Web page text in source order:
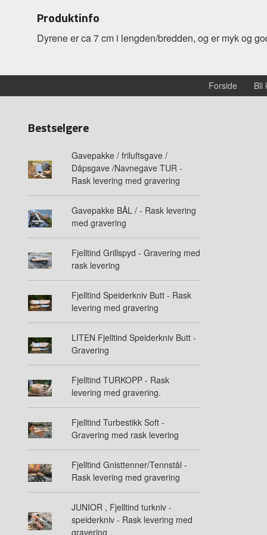
Produktinfo
Dyrene er ca 7 cm i lengden/bredden, og er myk og
Forside Bli
Bestselgere
Gavepakke / friluftsgave /
Dåpsgave /Navnegave TUR -
Rask levering med gravering
Gavepakke BÅL / - Rask levering
med gravering
Fjelltind Grillspyd - Gravering med
rask levering
Fjelltind Speiderkniv Butt - Rask
levering med gravering
LITEN Fjelltind Speiderkniv Butt -
Gravering
Fjelltind TURKOPP - Rask
levering med gravering.
Fjelltind Turbestikk Soft -
Gravering med rask levering
Fjelltind Gnisttenner/Tennstål -
Rask levering med gravering
JUNIOR , Fjelltind turkniv -
speiderkniv - Rask levering med
gravering